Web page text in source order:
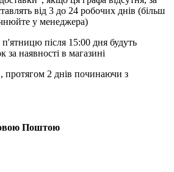
від 3 до 24 робочих днів (більш
у менеджера)
після 15:00 дня будуть
за наявності в магазині
протягом 2 днів починаючи з
Поштою